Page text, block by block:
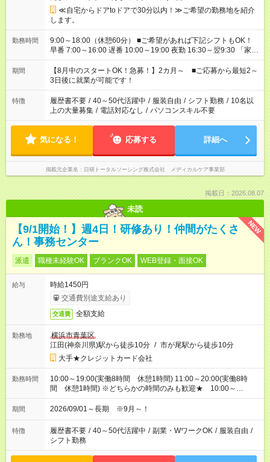
≪自宅からドアtoドアで30分以内！≫ご希望の勤務地を紹介
します。
勤務時間
9:00～18:00（休憩60分） ■ご希望があれば下記シフトもOK！
早番 7:00～16:00 遅番 10:00～19:00 夜勤 16:30～翌9:30 「家族
と休みを合わせたい」 「余裕を持って夕飯の準備がしたい」
「できれば残業はしたくない」 など、ご希望を教えてください
ね。 ※Wワーク希望の方へ 今ご覧のお仕事で希望する勤務時間
と、もう1つのお仕事の勤務時間。 合計で週40時間を超える場
合は応募できません。
期間
【8月中のスタートOK！急募！】2カ月～ ■ご応募から最短2～
3日後に就業が可能です！
特徴 履歴書不要 / 40～50代活躍中 / 服装自由 / シフト勤務 / 10名以
上の大量募集 / 電話対応なし / パソコンスキル不要
気になる！ 応募する 詳細へ
掲載元企業名 日研トータルソーシング株式会社 メディカルケア事業部
掲載日：2026.08.07
未読
NEW
【9/1開始！】週4日！研修あり！仲間がたくさ
ん！事務センター
派遣 職種未経験OK ブランクOK WEB登録・面接OK
給与
時給1450円
交通費別途支給あり
交通費 全額支給
勤務地
横浜市青葉区
江田(神奈川県)駅から徒歩10分 / 市が尾駅から徒歩10分
大手★クレジットカード会社
勤務時間
10:00～19:00(実働8時間 休憩1時間) 11:00～20:00(実働8時
間 休憩1時間) ※どちらかの時間のみも歓迎★ 10:00～
19:00、11:00～20:00の相談OK！
期間 2026/09/01～長期 ※9月～！
特徴 履歴書不要 / 40～50代活躍中 / 副業・WワークOK / 服装自由 /
シフト勤務